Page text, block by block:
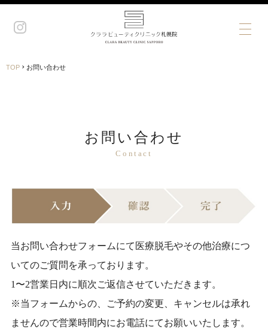
TOP › お問い合わせ
お問い合わせ
Contact
当お問い合わせフォームにて医療脱毛やその他治療につ
いてのご質問を承っております。
1〜2営業日内に順次ご返信させていただきます。
※当フォームからの、ご予約の変更、キャンセルは承れ
ませんので営業時間内にお電話にてお願いいたします。